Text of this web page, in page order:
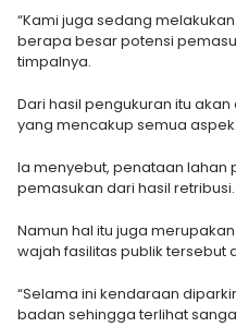
“Kami juga sedang
berapa besar potensi
timpalnya.
Dari hasil pengukuran itu
yang mencakup semua aspek.
Ia menyebut, penataan lahan
pemasukan dari hasil retribusi.
Namun hal itu juga
wajah fasilitas publik tersebut
“Selama ini kendaraan
badan sehingga terlihat